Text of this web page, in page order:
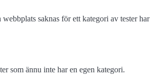
saknas för ett kategori av tester
som ännu inte har en egen kategori.